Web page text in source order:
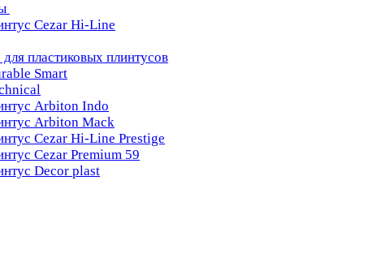
Cezar Hi-Line
пластиковых плинтусов
Smart
Arbiton Indo
Arbiton Mack
Cezar Hi-Line Prestige
Cezar Premium 59
Decor plast